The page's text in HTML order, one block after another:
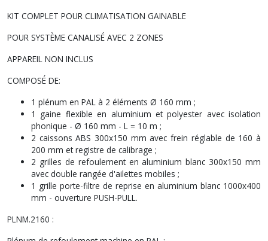
KIT COMPLET POUR CLIMATISATION GAINABLE
POUR SYSTÈME CANALISÉ AVEC 2 ZONES
APPAREIL NON INCLUS
COMPOSÉ DE:
1 plénum en PAL à 2 éléments Ø 160 mm ;
1 gaine flexible en aluminium et polyester avec isolation
phonique - Ø 160 mm - L = 10 m ;
2 caissons ABS 300x150 mm avec frein réglable de 160 à
200 mm et registre de calibrage ;
2 grilles de refoulement en aluminium blanc 300x150 mm
avec double rangée d'ailettes mobiles ;
1 grille porte-filtre de reprise en aluminium blanc 1000x400
mm - ouverture PUSH-PULL.
PLNM.2160 :